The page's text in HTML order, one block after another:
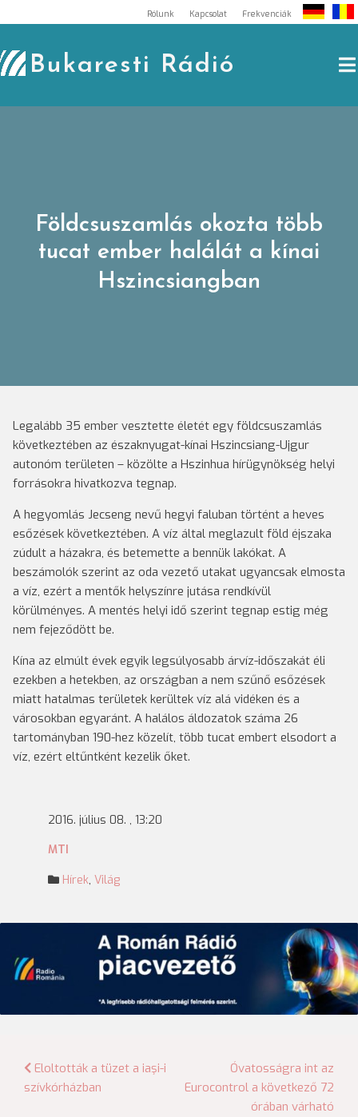
to
content
Rólunk Kapcsolat Frekvenciák
Bukaresti Rádió
Földcsuszamlás okozta több
tucat ember halálát a kínai
Hszincsiangban
Legalább 35 ember vesztette életét egy földcsuszamlás
következtében az északnyugat-kínai Hszincsiang-Ujgur
autonóm területen – közölte a Hszinhua hírügynökség helyi
forrásokra hivatkozva tegnap.
A hegyomlás Jecseng nevű hegyi faluban történt a heves
esőzések következtében. A víz által meglazult föld éjszaka
zúdult a házakra, és betemette a bennük lakókat. A
beszámolók szerint az oda vezető utakat ugyancsak elmosta
a víz, ezért a mentők helyszínre jutása rendkívül
körülményes. A mentés helyi idő szerint tegnap estig még
nem fejeződött be.
Kína az elmúlt évek egyik legsúlyosabb árvíz-időszakát éli
ezekben a hetekben, az országban a nem szűnő esőzések
miatt hatalmas területek kerültek víz alá vidéken és a
városokban egyaránt. A halálos áldozatok száma 26
tartományban 190-hez közelít, több tucat embert elsodort a
víz, ezért eltűntként kezelik őket.
2016. július 08. , 13:20
MTI
Hírek, Világ
Bejegyzés
Eloltották a tüzet a iaşi-i
szívkórházban
Óvatosságra int az
Eurocontrol a következő 72
órában várható